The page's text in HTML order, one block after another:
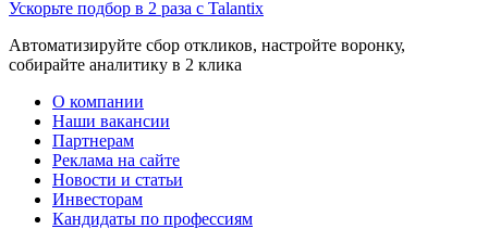
Ускорьте подбор в 2 раза с Talantix
Автоматизируйте сбор откликов, настройте воронку,
собирайте аналитику в 2 клика
О компании
Наши вакансии
Партнерам
Реклама на сайте
Новости и статьи
Инвесторам
Кандидаты по профессиям